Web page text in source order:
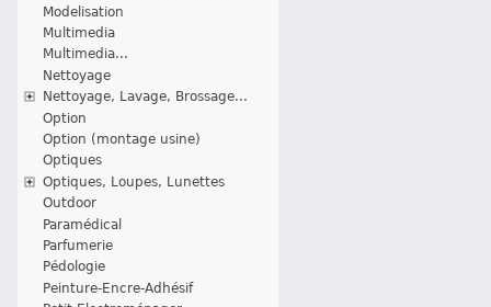
Modelisation
Multimedia
Multimedia...
Nettoyage
Nettoyage, Lavage, Brossage...
Option
Option (montage usine)
Optiques
Optiques, Loupes, Lunettes
Outdoor
Paramédical
Parfumerie
Pédologie
Peinture-Encre-Adhésif